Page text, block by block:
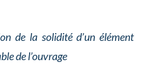
de la solidité d’un élément
de l’ouvrage